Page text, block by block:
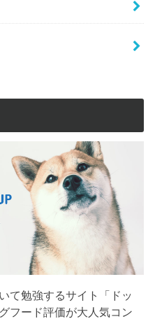
て勉強するサイト「ドッ
フード評価が大人気コン